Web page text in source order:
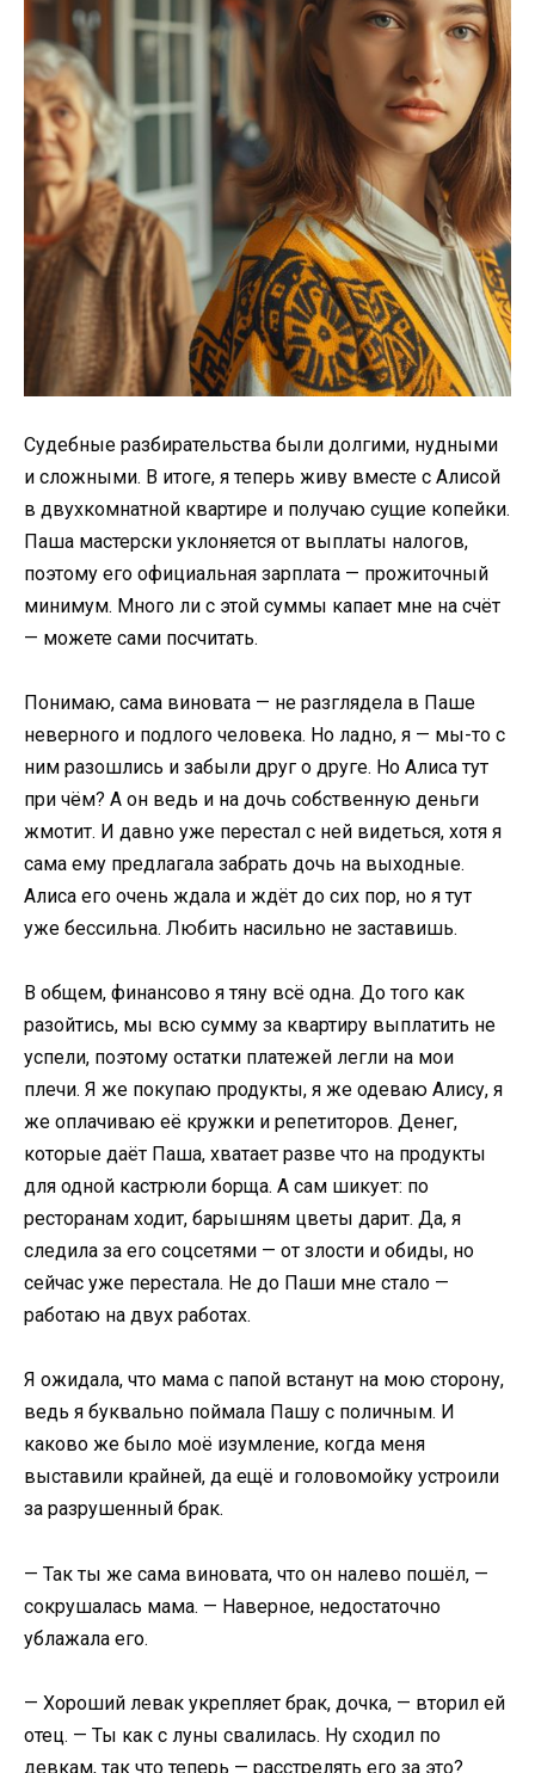
Судебные разбирательства были долгими, нудными
и сложными. В итоге, я теперь живу вместе с Алисой
в двухкомнатной квартире и получаю сущие копейки.
Паша мастерски уклоняется от выплаты налогов,
поэтому его официальная зарплата — прожиточный
минимум. Много ли с этой суммы капает мне на счёт
— можете сами посчитать.
Понимаю, сама виновата — не разглядела в Паше
неверного и подлого человека. Но ладно, я — мы-то с
ним разошлись и забыли друг о друге. Но Алиса тут
при чём? А он ведь и на дочь собственную деньги
жмотит. И давно уже перестал с ней видеться, хотя я
сама ему предлагала забрать дочь на выходные.
Алиса его очень ждала и ждёт до сих пор, но я тут
уже бессильна. Любить насильно не заставишь.
В общем, финансово я тяну всё одна. До того как
разойтись, мы всю сумму за квартиру выплатить не
успели, поэтому остатки платежей легли на мои
плечи. Я же покупаю продукты, я же одеваю Алису, я
же оплачиваю её кружки и репетиторов. Денег,
которые даёт Паша, хватает разве что на продукты
для одной кастрюли борща. А сам шикует: по
ресторанам ходит, барышням цветы дарит. Да, я
следила за его соцсетями — от злости и обиды, но
сейчас уже перестала. Не до Паши мне стало —
работаю на двух работах.
Я ожидала, что мама с папой встанут на мою сторону,
ведь я буквально поймала Пашу с поличным. И
каково же было моё изумление, когда меня
выставили крайней, да ещё и головомойку устроили
за разрушенный брак.
— Так ты же сама виновата, что он налево пошёл, —
сокрушалась мама. — Наверное, недостаточно
ублажала его.
— Хороший левак укрепляет брак, дочка, — вторил ей
отец. — Ты как с луны свалилась. Ну сходил по
девкам, так что теперь — расстрелять его за это?